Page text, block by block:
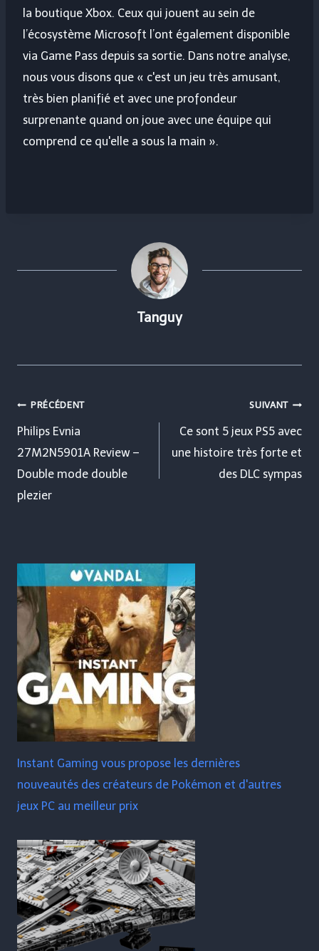
la boutique Xbox. Ceux qui jouent au sein de
l’écosystème Microsoft l’ont également disponible
via Game Pass depuis sa sortie. Dans notre analyse,
nous vous disons que « c'est un jeu très amusant,
très bien planifié et avec une profondeur
surprenante quand on joue avec une équipe qui
comprend ce qu'elle a sous la main ».
Tanguy
Navigation
de
l’article
PRÉCÉDENT
Philips Evnia
27M2N5901A Review –
Double mode double
plezier
SUIVANT
Ce sont 5 jeux PS5 avec
une histoire très forte et
des DLC sympas
Instant Gaming vous propose les dernières
nouveautés des créateurs de Pokémon et d'autres
jeux PC au meilleur prix